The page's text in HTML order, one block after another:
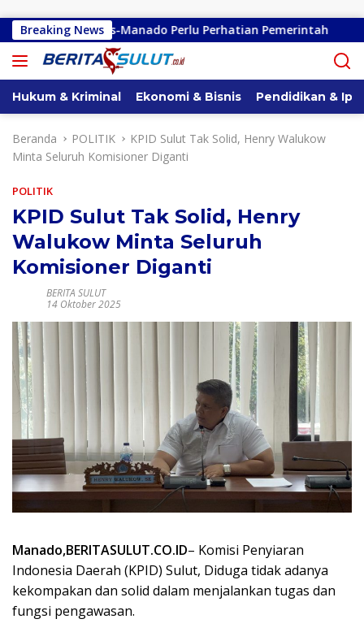
Breaking News
Manado Perlu Perhatian Pemerintah Remly
Hukum & Kriminal Ekonomi & Bisnis Pendidikan &
Beranda POLITIK
KPID Sulut Tak Solid, Henry Walukow
Minta Seluruh Komisioner Diganti
POLITIK
KPID Sulut Tak Solid, Henry
Walukow Minta Seluruh
Komisioner Diganti
BERITA SULUT
14 Oktober 2025
Manado,BERITASULUT.CO.ID– Komisi Penyiaran
Indonesia Daerah (KPID) Sulut, Diduga tidak adanya
kekompakan dan solid dalam menjalankan tugas dan
fungsi pengawasan.